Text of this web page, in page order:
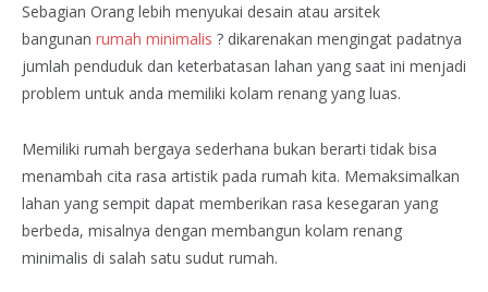
Sebagian Orang lebih menyukai desain atau arsitek
bangunan rumah minimalis ? dikarenakan mengingat padatnya
jumlah penduduk dan keterbatasan lahan yang saat ini menjadi
problem untuk anda memiliki kolam renang yang luas.
Memiliki rumah bergaya sederhana bukan berarti tidak bisa
menambah cita rasa artistik pada rumah kita. Memaksimalkan
lahan yang sempit dapat memberikan rasa kesegaran yang
berbeda, misalnya dengan membangun kolam renang
minimalis di salah satu sudut rumah.